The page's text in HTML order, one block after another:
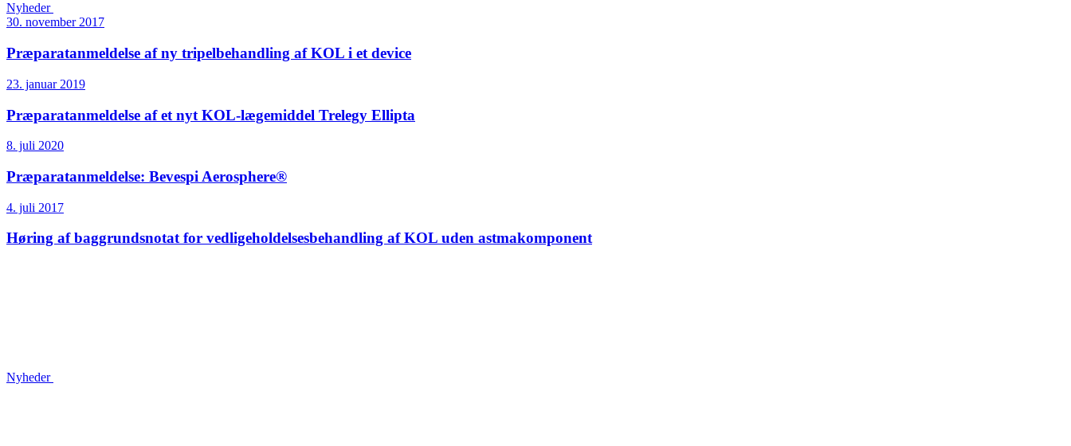
Nyheder
30. november 2017
Præparatanmeldelse af ny tripelbehandling af KOL i et device
23. januar 2019
Præparat­anmeldelse af et nyt KOL-lægemiddel Trelegy Ellipta
8. juli 2020
Præparatanmeldelse: Bevespi Aerosphere®
4. juli 2017
Høring af baggrundsnotat for vedligeholdelses­behandling af KOL uden astmakomponent
Nyheder